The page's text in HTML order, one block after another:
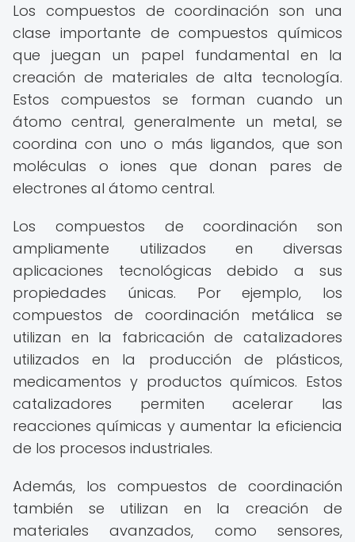
Los compuestos de coordinación son una
clase importante de compuestos químicos
que juegan un papel fundamental en la
creación de materiales de alta tecnología.
Estos compuestos se forman cuando un
átomo central, generalmente un metal, se
coordina con uno o más ligandos, que son
moléculas o iones que donan pares de
electrones al átomo central.
Los compuestos de coordinación son
ampliamente utilizados en diversas
aplicaciones tecnológicas debido a sus
propiedades únicas. Por ejemplo, los
compuestos de coordinación metálica se
utilizan en la fabricación de catalizadores
utilizados en la producción de plásticos,
medicamentos y productos químicos. Estos
catalizadores permiten acelerar las
reacciones químicas y aumentar la eficiencia
de los procesos industriales.
Además, los compuestos de coordinación
también se utilizan en la creación de
materiales avanzados, como sensores,